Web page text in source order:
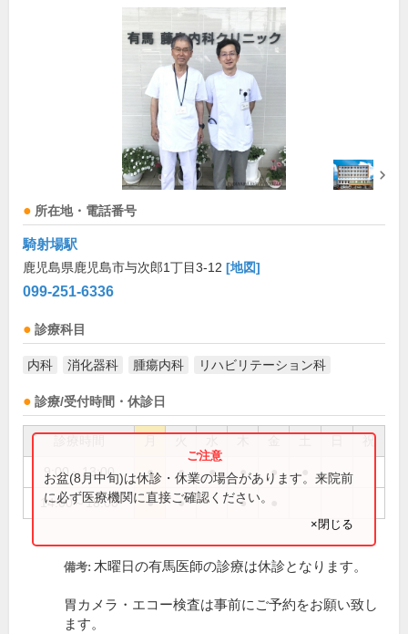
所在地・電話番号
騎射場駅
鹿児島県鹿児島市与次郎1丁目3-12 [地図]
099-251-6336
診療科目
内科 消化器科 腫瘍内科 リハビリテーション科
診療/受付時間・休診日
祝
9:00～13:00 ● ● ● ● ●
14:00～18:00 ● ● ●
お盆(8月中旬)は休診・休業の場合があります。来院前
に必ず医療機関に直接ご確認ください。
×閉じる
備考: 木曜日の有馬医師の診療は休診となります。
胃カメラ・エコー検査は事前にご予約をお願い致し
ます。